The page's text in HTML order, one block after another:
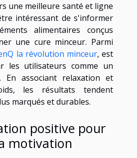
une meilleure santé et ligne
intéressant de s'informer
alimentaires conçus
une cure minceur. Parmi
la révolution minceur, est
les utilisateurs comme un
En associant relaxation et
les résultats tendent
marqués et durables.
positive pour
motivation